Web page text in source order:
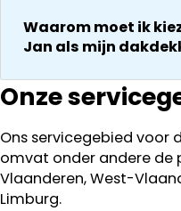
Waarom moet ik
Jan als mijn
Onze
Ons servicegebied voor
omvat onder andere de
Vlaanderen, West-
Limburg.